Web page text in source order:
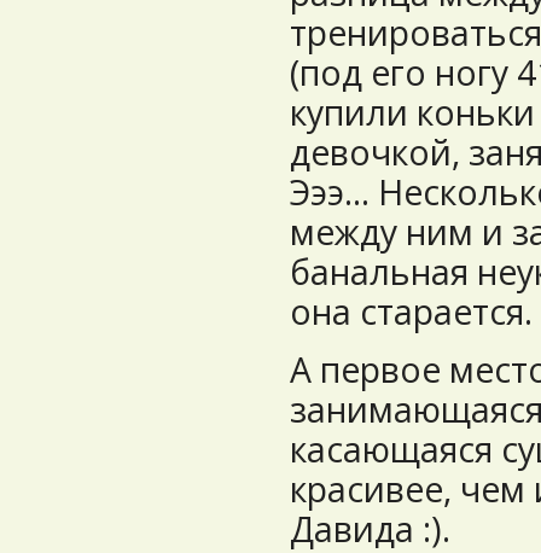
(под его ногу
купили
девочкой,
Эээ...
между ним и
банальная
она старается.
А первое
касающаяся
красивее, чем
Давида :).